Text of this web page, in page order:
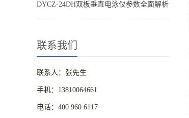
DYCZ-24DH双板垂直电泳仪参数全面解析
联系我们
联系人：张先生
手机：13810064661
电话：400 960 6117